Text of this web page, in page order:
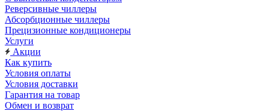
Реверсивные чиллеры
Абсорбционные чиллеры
Прецизионные кондиционеры
Услуги
Акции
Как купить
Условия оплаты
Условия доставки
Гарантия на товар
Обмен и возврат